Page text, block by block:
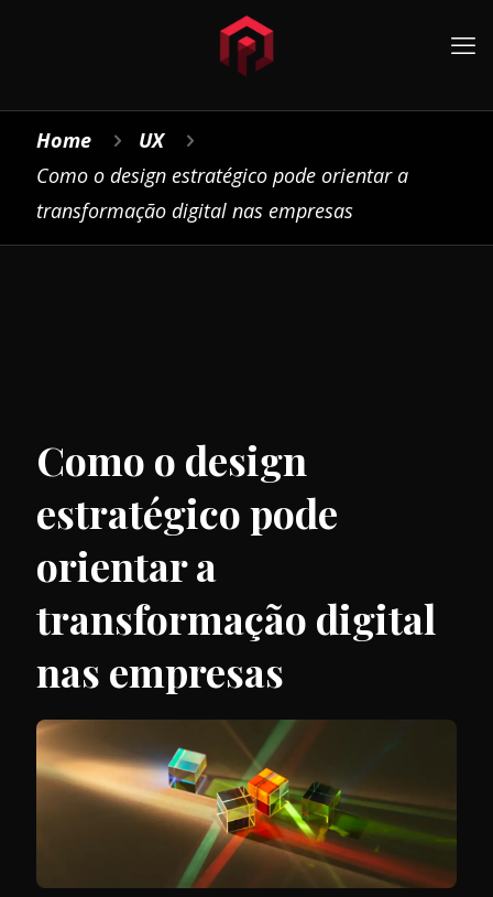
Home
UX
Como o design estratégico pode orientar a
transformação digital nas empresas
Como o design
estratégico pode
orientar a
transformação digital
nas empresas